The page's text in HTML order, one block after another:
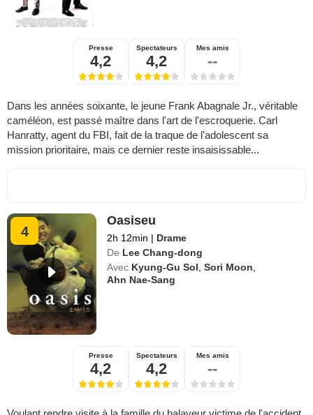
Presse
4,2
Spectateurs
4,2
Mes amis
--
Dans les années soixante, le jeune Frank Abagnale Jr., véritable
caméléon, est passé maître dans l'art de l'escroquerie. Carl
Hanratty, agent du FBI, fait de la traque de l'adolescent sa
mission prioritaire, mais ce dernier reste insaisissable...
4
Oasiseu
2h 12min | Drame
De Lee Chang-dong
Avec Kyung-Gu Sol ,Sori Moon
Ahn Nae-Sang
Presse
4,2
Spectateurs
4,2
Mes amis
--